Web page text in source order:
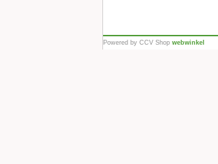
Powered by CCV Shop webwinkel